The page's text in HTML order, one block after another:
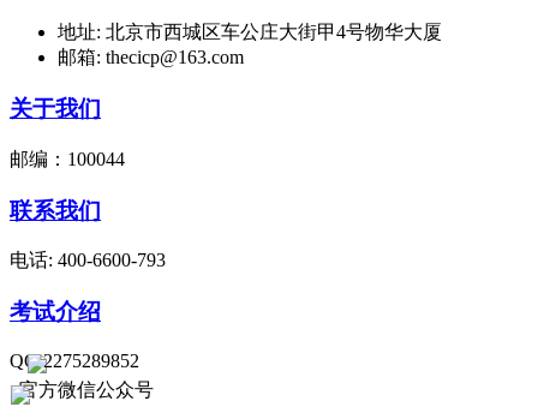
地址: 北京市西城区车公庄大街甲4号物华大厦
邮箱: thecicp@163.com
关于我们
邮编：100044
联系我们
电话: 400-6600-793
考试介绍
QQ:2275289852
官方微信公众号